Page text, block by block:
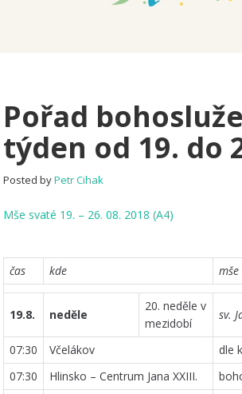
Pořad
týden od 19. do
Posted byPetr Cihak
Mše svaté 19. – 26. 08. 2018 (A4)
čas kde
19.8. neděle
20. neděle v
mezidobí
sv.
07:30 Včelákov dle
07:30
Hlinsko – Centrum Jana XXIII.